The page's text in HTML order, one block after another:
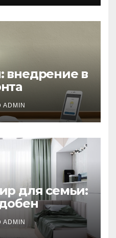
в
ADMIN
для семьи:
ADMIN